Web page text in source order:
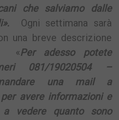
che salviamo dalle
Ogni settimana sarà
una breve descrizione
«Per adesso potete
081/19020504 –
una mail a
avere informazioni e
vedere quanto sono